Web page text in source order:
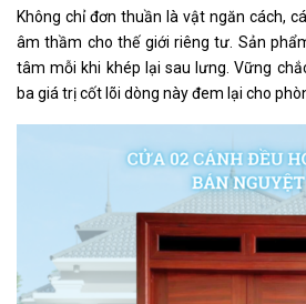
Không chỉ đơn thuần là vật ngăn cách,
âm thầm cho thế giới riêng tư. Sản
tâm mỗi khi khép lại sau lưng. Vững
ba giá trị cốt lõi dòng này đem lại cho